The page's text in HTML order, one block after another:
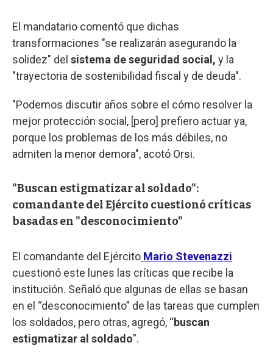
El mandatario comentó que dichas
transformaciones "se realizarán asegurando la
solidez" del sistema de seguridad social, y la
"trayectoria de sostenibilidad fiscal y de deuda".
"Podemos discutir años sobre el cómo resolver la
mejor protección social, [pero] prefiero actuar ya,
porque los problemas de los más débiles, no
admiten la menor demora", acotó Orsi.
"Buscan estigmatizar al soldado":
comandante del Ejército cuestionó críticas
basadas en "desconocimiento"
El comandante del Ejército Mario Stevenazzi
cuestionó este lunes las críticas que recibe la
institución. Señaló que algunas de ellas se basan
en el “desconocimiento” de las tareas que cumplen
los soldados, pero otras, agregó, “buscan
estigmatizar al soldado”.